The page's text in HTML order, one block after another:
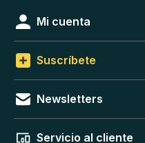
Mi cuenta
Suscríbete
Newsletters
Servicio al cliente